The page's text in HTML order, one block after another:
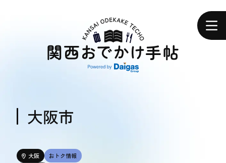
エリアで探す
食べる
大阪市
大阪
おトク情報